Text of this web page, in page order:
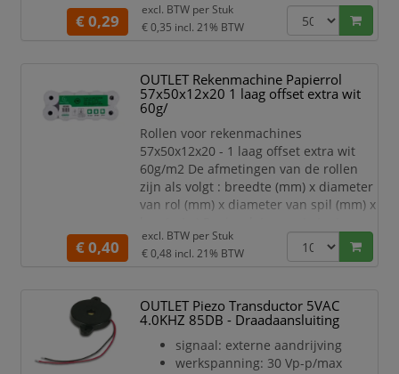
€ 0,29
excl. BTW per Stuk
€ 0,35 incl. 21% BTW
OUTLET Rekenmachine Papierrol
57x50x12x20 1 laag offset extra wit
60g/
Rollen voor rekenmachines
57x50x12x20 - 1 laag offset extra wit
60g/m2 De afmetingen van de rollen
zijn als volgt : breedte (mm) x diameter
van rol (mm) x diameter van spil (mm) x
een goede leesbaarheid. FSC
gecertificeerd 5 pakken met 10 rollen
€ 0,40
excl. BTW per Stuk
€ 0,48 incl. 21% BTW
OUTLET Piezo Transductor 5VAC
4.0KHZ 85DB - Draadaansluiting
signaal: externe aandrijving
werkspanning: 30 Vp-p/max